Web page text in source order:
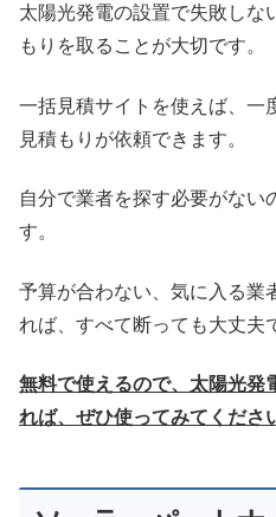
太陽光発電の設置で失敗しな
もりを取ることが大切です。
一括見積サイトを使えば、一
見積もりが依頼できます。
自分で業者を探す必要がない
す。
予算が合わない、気に入る業
れば、すべて断っても大丈夫
無料で使えるので、太陽光発
れば、ぜひ使ってみてくださ